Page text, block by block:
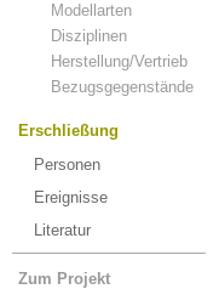
Modellarten
Disziplinen
Herstellung/Vertrieb
Bezugsgegenstände
Erschließung
Personen
Ereignisse
Literatur
Zum Projekt